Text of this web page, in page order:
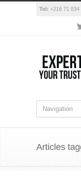
Tel: +216 71 834
Articles